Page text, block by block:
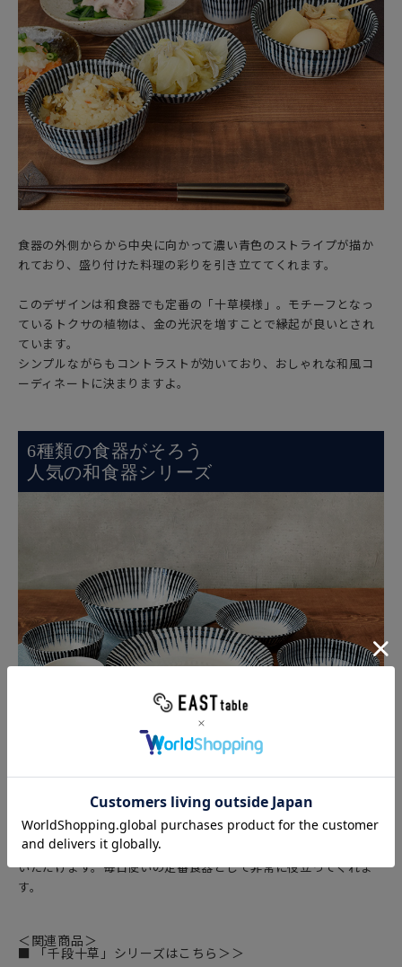
食器の外側からから中央に向かって濃い青色のストライプが描か
れており、盛り付けた料理の彩りを引き立ててくれます。
このデザインは和食器でも定番の「十草模様」。モチーフとなっ
ているトクサの植物は、金の光沢を増すことで縁起が良いとされ
ています。
シンプルながらもコントラストが効いており、おしゃれな和風コ
ーディネートに決まりますよ。
6種類の食器がそろう
人気の和食器シリーズ
皿・蕎麦猪口と、6種類のシリーズ展開があり、料理や用途に合わ
せて使い分ける便利な和食器です。
温冷、季節性、和洋中と料理のジャンルも問わず、一年中お使い
いただけます。毎日使いの定番食器として非常に役立ってくれま
す。
＜関連商品＞
■ 「千段十草」シリーズはこちら＞＞